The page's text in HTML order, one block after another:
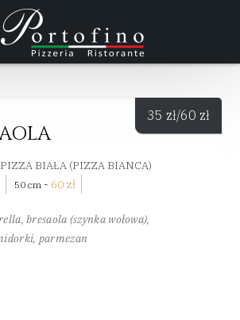
PIZZA BIAŁA (PIZZA BIANCA)
50 cm - 60 zł
bresaola (szynka wołowa),
parmezan
35 zł/60 zł